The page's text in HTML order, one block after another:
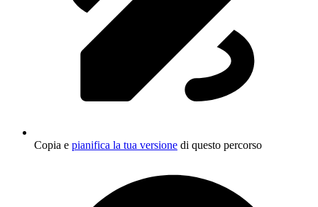
Copia e pianifica la tua versione di questo percorso